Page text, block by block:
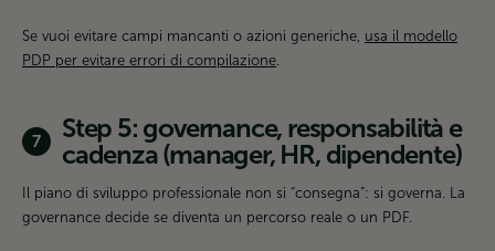
Se vuoi evitare campi mancanti o azioni generiche, usa il modello
PDP per evitare errori di compilazione.
Step 5: governance, responsabilità e
cadenza (manager, HR, dipendente)
Il piano di sviluppo professionale non si “consegna”: si governa. La
governance decide se diventa un percorso reale o un PDF.